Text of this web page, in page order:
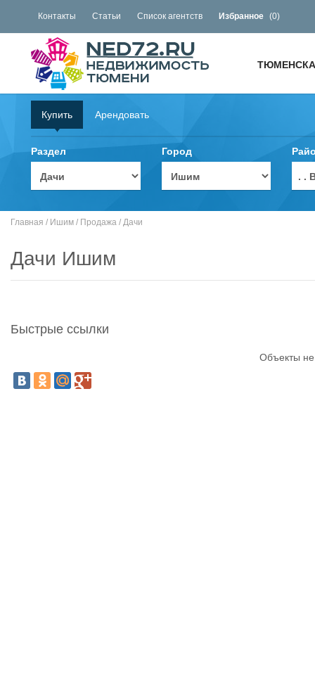
Контакты Статьи Список агентств Избранное (0)
Купить Арендовать
Раздел Город
. .
Главная / Ишим / Продажа / Дачи
Дачи Ишим
Быстрые ссылки
Объекты